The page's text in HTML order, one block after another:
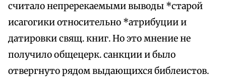
считало непререкаемыми выводы *старой
исагогики относительно *атрибуции и
датировки свящ. книг. Но это мнение не
получило общецерк. санкции и было
отвергнуто рядом выдающихся библеистов.